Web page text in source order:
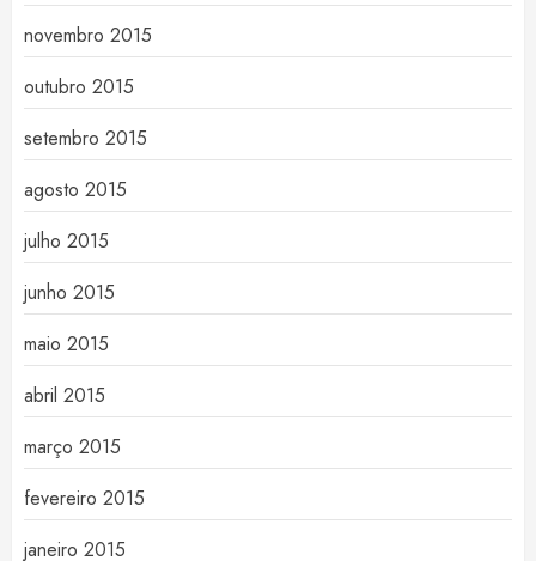
novembro 2015
outubro 2015
setembro 2015
agosto 2015
julho 2015
junho 2015
maio 2015
abril 2015
março 2015
fevereiro 2015
janeiro 2015